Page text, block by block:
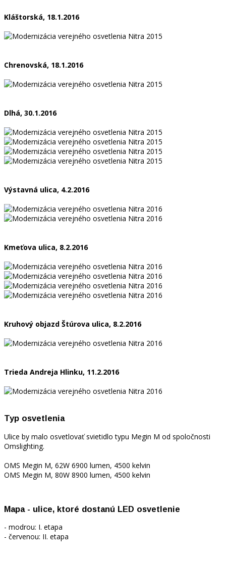
Kláštorská, 18.1.2016
Chrenovská, 18.1.2016
Dlhá, 30.1.2016
Výstavná ulica, 4.2.2016
Kmeťova ulica, 8.2.2016
Kruhový objazd Štúrova ulica, 8.2.2016
Trieda Andreja Hlinku, 11.2.2016
Typ osvetlenia
Ulice by malo osvetlovať svietidlo typu Megin M od spoločnosti
Omslighting.
OMS Megin M, 62W 6900 lumen, 4500 kelvin
OMS Megin M, 80W 8900 lumen, 4500 kelvin
Mapa - ulice, ktoré dostanú LED osvetlenie
- modrou: I. etapa
- červenou: II. etapa